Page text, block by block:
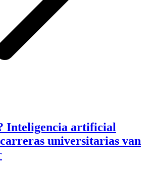
Inteligencia artificial
universitarias van